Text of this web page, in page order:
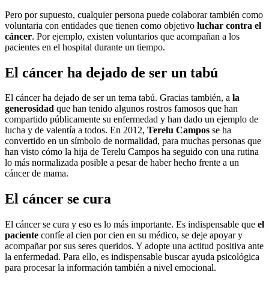
Pero por supuesto, cualquier persona puede colaborar también como
voluntaria con entidades que tienen como objetivo luchar contra el
cáncer. Por ejemplo, existen voluntarios que acompañan a los
pacientes en el hospital durante un tiempo.
El cáncer ha dejado de ser un tabú
El cáncer ha dejado de ser un tema tabú. Gracias también, a la
generosidad que han tenido algunos rostros famosos que han
compartido públicamente su enfermedad y han dado un ejemplo de
lucha y de valentía a todos. En 2012, Terelu Campos se ha
convertido en un símbolo de normalidad, para muchas personas que
han visto cómo la hija de Terelu Campos ha seguido con una rutina
lo más normalizada posible a pesar de haber hecho frente a un
cáncer de mama.
El cáncer se cura
El cáncer se cura y eso es lo más importante. Es indispensable que el
paciente confíe al cien por cien en su médico, se deje apoyar y
acompañar por sus seres queridos. Y adopte una actitud positiva ante
la enfermedad. Para ello, es indispensable buscar ayuda psicológica
para procesar la información también a nivel emocional.